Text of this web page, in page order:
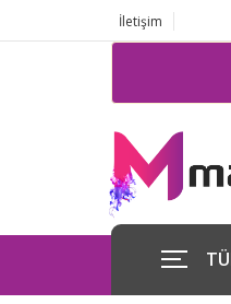
İletişim